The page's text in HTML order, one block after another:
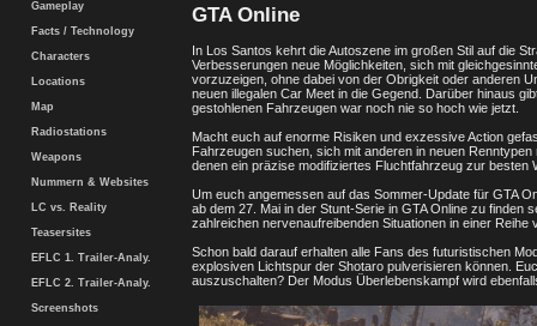
Gameplay
Facts / Technology
Characters
Locations
Map
Radiostations
Weapons
Nummern & Websites
LC vs. Reality
Teasersites
EFLC 1. Trailer-Analy.
EFLC 2. Trailer-Analy.
Screenshots
GTA Online
In Los Santos kehrt die Autoszene im großen Stil auf die
Verbesserungen neue Möglichkeiten, sich mit
vorzuzeigen, ohne dabei von der Obrigkeit oder anderen
neuen illegalen Car Meet in die Gegend. Darüber hinaus
gestohlenen Fahrzeugen war noch nie so hoch wie jetzt.
Macht euch auf enorme Risiken und exzessive Action
Fahrzeugen suchen, sich mit anderen in neuen
denen ein präzise modifiziertes Fluchtfahrzeug zur besten
Um euch angemessen auf das Sommer-Update für GTA
ab dem 27. Mai in der Stunt-Serie in GTA Online zu finden
zahlreichen nervenaufreibenden Situationen in einer
Schon bald darauf erhalten alle Fans des futuristischen
explosiven Lichtspur der Shotaro pulverisieren können.
auszuschalten? Der Modus Überlebenskampf wird